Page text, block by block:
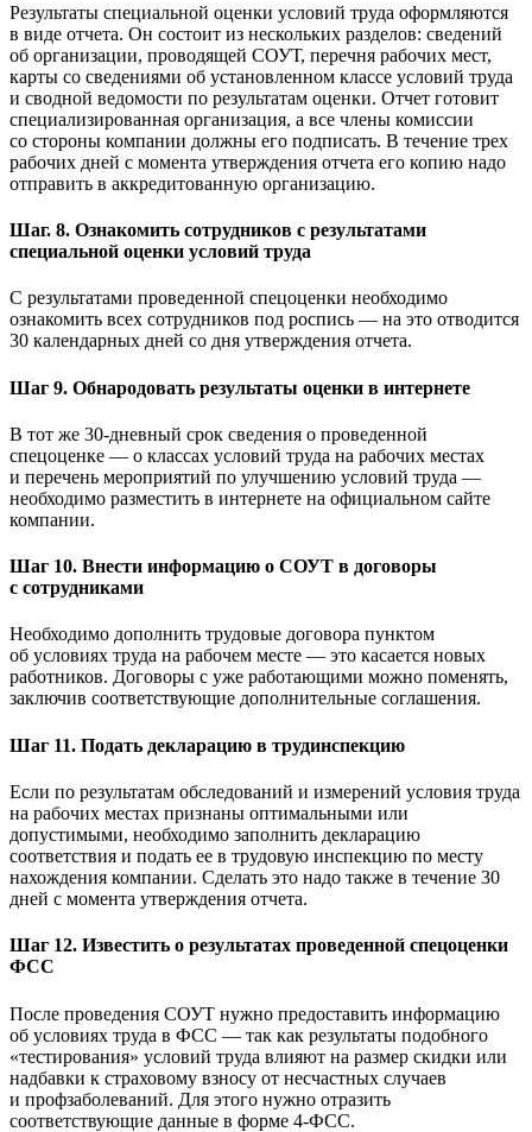
Результаты специальной оценки условий труда оформляются
в виде отчета. Он состоит из нескольких разделов: сведений
об организации, проводящей СОУТ, перечня рабочих мест,
карты со сведениями об установленном классе условий труда
и сводной ведомости по результатам оценки. Отчет готовит
специализированная организация, а все члены комиссии
со стороны компании должны его подписать. В течение трех
рабочих дней с момента утверждения отчета его копию надо
отправить в аккредитованную организацию.
Шаг. 8. Ознакомить сотрудников с результатами
специальной оценки условий труда
С результатами проведенной спецоценки необходимо
ознакомить всех сотрудников под роспись — на это отводится
30 календарных дней со дня утверждения отчета.
Шаг 9. Обнародовать результаты оценки в интернете
В тот же 30-дневный срок сведения о проведенной
спецоценке — о классах условий труда на рабочих местах
и перечень мероприятий по улучшению условий труда —
необходимо разместить в интернете на официальном сайте
компании.
Шаг 10. Внести информацию о СОУТ в договоры
с сотрудниками
Необходимо дополнить трудовые договора пунктом
об условиях труда на рабочем месте — это касается новых
работников. Договоры с уже работающими можно поменять,
заключив соответствующие дополнительные соглашения.
Шаг 11. Подать декларацию в трудинспекцию
Если по результатам обследований и измерений условия труда
на рабочих местах признаны оптимальными или
допустимыми, необходимо заполнить декларацию
соответствия и подать ее в трудовую инспекцию по месту
нахождения компании. Сделать это надо также в течение 30
дней с момента утверждения отчета.
Шаг 12. Известить о результатах проведенной спецоценки
ФСС
После проведения СОУТ нужно предоставить информацию
об условиях труда в ФСС — так как результаты подобного
«тестирования» условий труда влияют на размер скидки или
надбавки к страховому взносу от несчастных случаев
и профзаболеваний. Для этого нужно отразить
соответствующие данные в форме 4-ФСС.